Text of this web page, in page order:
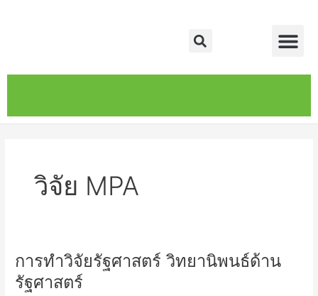
Search
วิจัย MPA
การทำวิจัยรัฐศาสตร์ วิทยานิพนธ์ด้าน
รัฐศาสตร์
การ
ทำ
วิจัย